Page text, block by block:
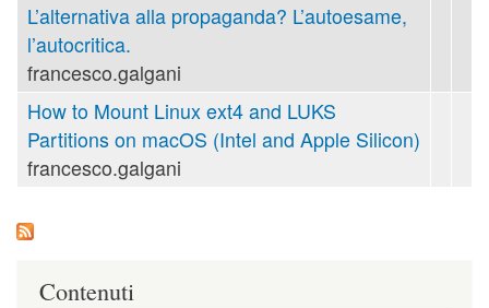
L’alternativa alla propaganda? L’autoesame,
l’autocritica.
francesco.galgani
How to Mount Linux ext4 and LUKS
Partitions on macOS (Intel and Apple Silicon)
francesco.galgani
Contenuti